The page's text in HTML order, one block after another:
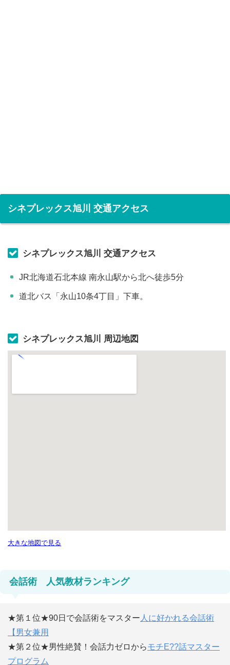
シネプレックス旭川 交通アクセス
シネプレックス旭川 交通アクセス
JR北海道石北本線 南永山駅から北へ徒歩5分
道北バス「永山10条4丁目」下車。
シネプレックス旭川 周辺地図
大きな地図で見る
会話術 人気教材ランキング
★第１位★90日で会話術をマスター 人に好かれる会話術
【男女兼用
★第２位★男性絶賛！会話力ゼロからモチE??話マスター
プログラム